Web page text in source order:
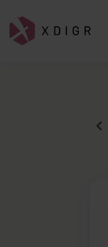
keyboard_arrow_left